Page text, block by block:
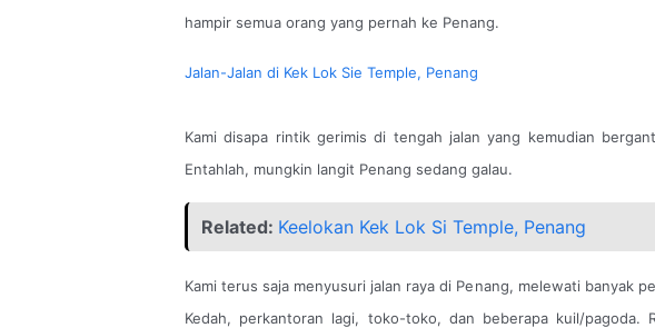
hampir semua orang yang pernah ke Penang.
Jalan-Jalan di Kek Lok Sie Temple, Penang
Kami disapa rintik gerimis di tengah jalan yang kemudian
Entahlah, mungkin langit Penang sedang galau.
Related: Keelokan Kek Lok Si Temple, Penang
Kami terus saja menyusuri jalan raya di Penang, melewati banyak
Kedah, perkantoran lagi, toko-toko, dan beberapa kuil/pagoda.